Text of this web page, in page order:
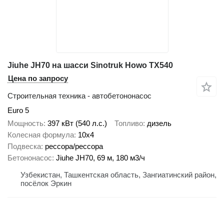
Jiuhe JH70 на шасси Sinotruk Howo TX540
Цена по запросу
Строительная техника - автобетононасос
Euro 5
Мощность 397 кВт (540 л.с.) Топливо дизель
Колесная формула 10x4
Подвеска рессора/рессора
Бетононасос Jiuhe JH70, 69 м, 180 м3/ч
Узбекистан, Ташкентская область, Зангиатинский район,
посёлок Эркин